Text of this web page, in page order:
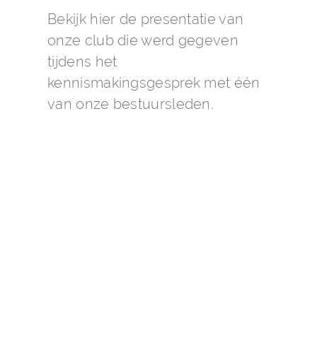
Bekijk hier de presentatie van
onze club die werd gegeven
tijdens het
kennismakingsgesprek met één
van onze bestuursleden.